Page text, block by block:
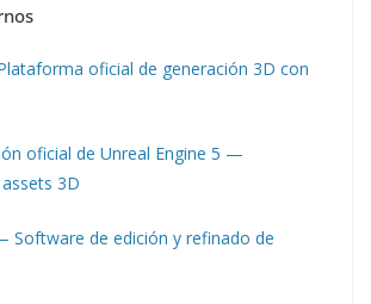
oficial de generación 3D con
oficial de Unreal Engine 5 —
3D
Software de edición y refinado de